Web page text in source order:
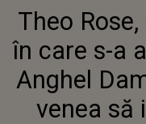
Theo
în care s-a
Anghel
venea să